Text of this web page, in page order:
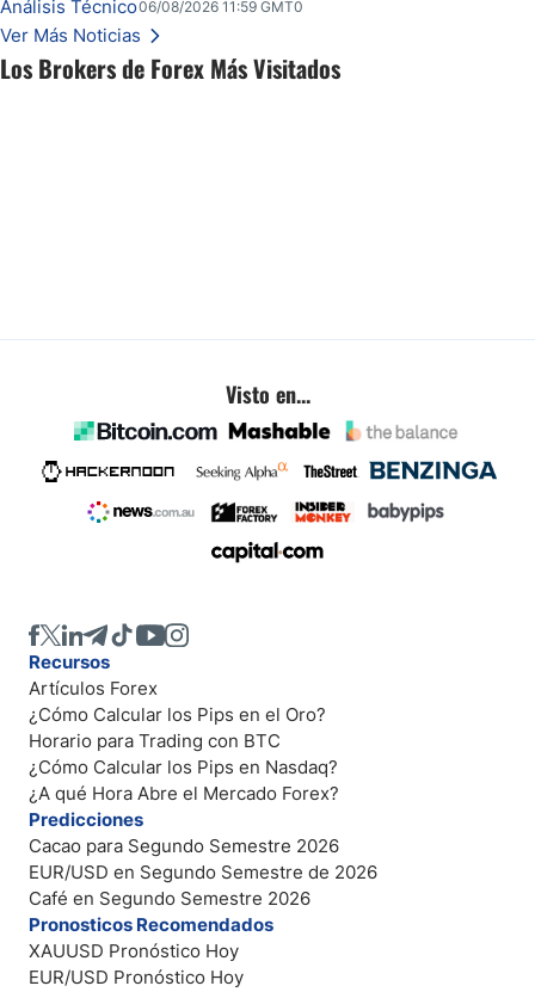
Los Brokers de Forex Más Visitados
inminentes están remodelando silenciosamente un rango familiar del USD/BRL.
Esto es lo que los traders están observando a continuación.
Análisis Técnico06/08/2026 11:59 GMT0
Ver Más Noticias
Visto en...
Recursos
Artículos Forex
¿Cómo Calcular los Pips en el Oro?
Horario para Trading con BTC
¿Cómo Calcular los Pips en Nasdaq?
¿A qué Hora Abre el Mercado Forex?
Predicciones
Cacao para Segundo Semestre 2026
EUR/USD en Segundo Semestre de 2026
Café en Segundo Semestre 2026
Pronosticos Recomendados
XAUUSD Pronóstico Hoy
EUR/USD Pronóstico Hoy